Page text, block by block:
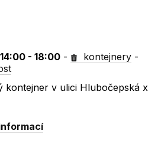
- 18:00 - kontejnery -
kontejner v ulici Hlubočepská x